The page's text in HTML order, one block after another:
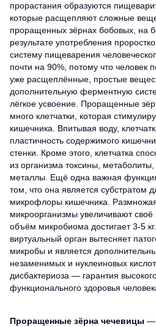
прорастания образуются
которые расщепляют сложные
проращенных зёрнах бобовых, на
результате употребления
систему пищеварения
почти на 90%, потому что человек
уже расщеплённые, простые
дополнительную ферментную
лёгкое усвоение. Проращенные
много клетчатки, которая
кишечника. Впитывая воду,
пластичность содержимого
стенки. Кроме этого, клетчатка
из организма токсины,
металлы. Ещё одна важная
том, что она является субстратом
микрофлоры кишечника.
микроорганизмы увеличивают
объём микробиома достигает 3-5
виртуальный орган вытесняет
микробы и является
незаменимых и нуклеиновых
дисбактериоза — гарантия
функционального здоровья
Проращенные зёрна чечевицы —